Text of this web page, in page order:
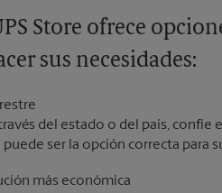
Store ofrece
sus necesidades:
través del estado o del país,
ser la opción correcta para